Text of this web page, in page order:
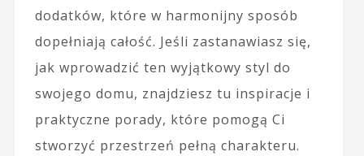
dodatków, które w harmonijny sposób
dopełniają całość. Jeśli zastanawiasz się,
jak wprowadzić ten wyjątkowy styl do
swojego domu, znajdziesz tu inspiracje i
praktyczne porady, które pomogą Ci
stworzyć przestrzeń pełną charakteru.